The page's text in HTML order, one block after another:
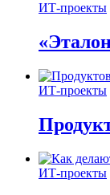
ИТ-проекты
ИТ-проекты
ИТ-проекты